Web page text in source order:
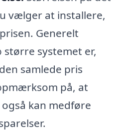
vælger at installere,
Generelt
systemet er,
samlede pris
på, at
kan medføre